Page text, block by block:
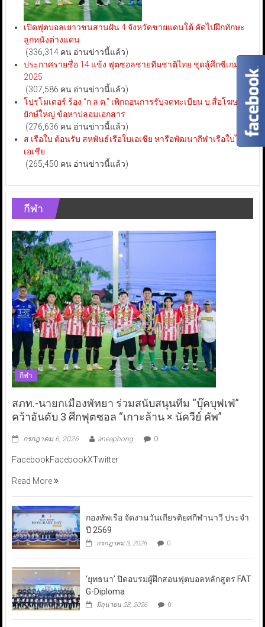
เปิดฟุตบอลเยาวชนสานฝัน 4 จังหวัดชายแดนใต้ คัดไปฝึกทักษะ
ลูกหนังต่างแดน
(336,314 คน อ่านข่าวนี้แล้ว)
ประกาศรายชื่อ 14 แข้ง ฟุตซอลชายทีมชาติไทย ชุดสู้ศึกซีเกมส์
2025
(307,586 คน อ่านข่าวนี้แล้ว)
โปรโมเตอร์ ร้อง “ก.ล.ต.” เพิกถอนการรับจดทะเบียน บ.สื่อโฆษณา
ยักษ์ใหญ่ ข้อหาปลอมเอกสาร
(276,636 คน อ่านข่าวนี้แล้ว)
ส.เรือใบ ต้อนรับ สหพันธ์เรือใบเอเชีย หารือพัฒนากีฬาเรือใบไทย-
เอเชีย
(265,450 คน อ่านข่าวนี้แล้ว)
กีฬา
กีฬา
สภท.-นายกเมืองพัทยา ร่วมสนับสนุนทีม “บุ๊คบุฟเฟ่”
คว้าอันดับ 3 ศึกฟุตซอล “เกาะล้าน × นัควีย์ คัพ”
กรกฎาคม 6, 2026 aneaphong 0
FacebookFacebookXTwitter
Read More
กองทัพเรือ จัดงานวันเกียรติยศกีฬานาวี ประจำ
ปี 2569
กรกฎาคม 3, 2026 0
‘ยุทธนา’ ปิดอบรมผู้ฝึกสอนฟุตบอลหลักสูตร FAT
G-Diploma
มิถุนายน 28, 2026 0